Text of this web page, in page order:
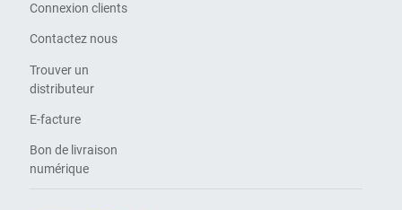
Connexion clients
Contactez nous
Trouver un
distributeur
E-facture
Bon de livraison
numérique